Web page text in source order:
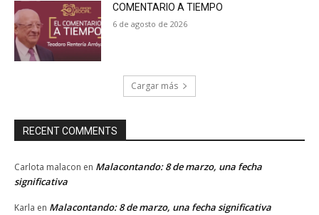
COMENTARIO A TIEMPO
6 de agosto de 2026
Cargar más
RECENT COMMENTS
Carlota malacon en Malacontando: 8 de marzo, una fecha
significativa
Karla en Malacontando: 8 de marzo, una fecha significativa